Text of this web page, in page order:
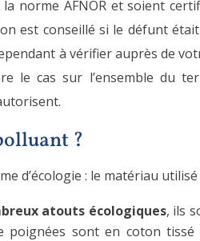
norme AFNOR et soient
est conseillé si le défunt
à vérifier auprès de
le cas sur l’ensemble du
?
d’écologie : le matériau
atouts écologiques, ils
poignées sont en coton